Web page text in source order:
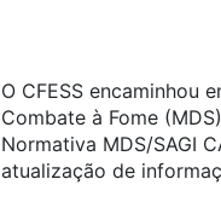
O CFESS encaminhou
Combate à Fome
Normativa MDS/SAGI
atualização de